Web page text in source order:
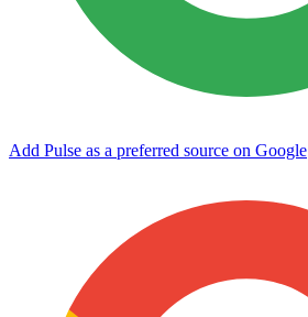
Add Pulse as a preferred source on Google